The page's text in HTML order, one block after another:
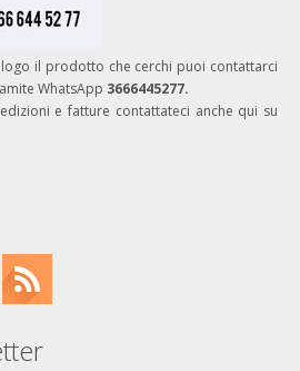
il prodotto che cerchi puoi contattarci
WhatsApp 3666445277.
e fatture contattateci anche qui su